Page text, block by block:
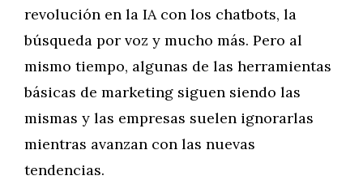
revolución en la IA con los chatbots, la
búsqueda por voz y mucho más. Pero al
mismo tiempo, algunas de las herramientas
básicas de marketing siguen siendo las
mismas y las empresas suelen ignorarlas
mientras avanzan con las nuevas
tendencias.